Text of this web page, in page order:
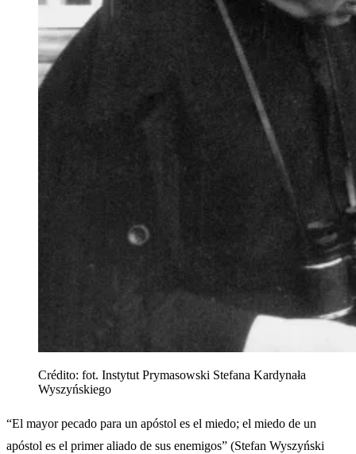
Crédito: fot. Instytut Prymasowski Stefana Kardynała
Wyszyńskiego
“El mayor pecado para un apóstol es el miedo; el miedo de un
apóstol es el primer aliado de sus enemigos” (Stefan Wyszyński